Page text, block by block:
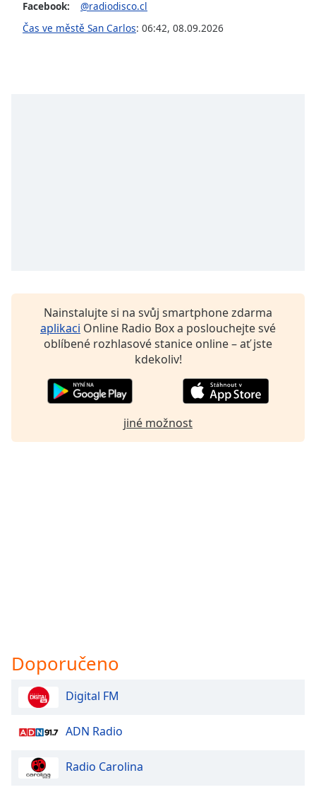
Style
Modal
Facebook:
@radiodisco.cl
Čas ve městě San Carlos: 06:42, 08.09.2026
Nainstalujte si na svůj smartphone zdarma
aplikaci Online Radio Box a poslouchejte své
oblíbené rozhlasové stanice online – ať jste
kdekoliv!
jiné možnost
Doporučeno
Digital FM
ADN Radio
Radio Carolina